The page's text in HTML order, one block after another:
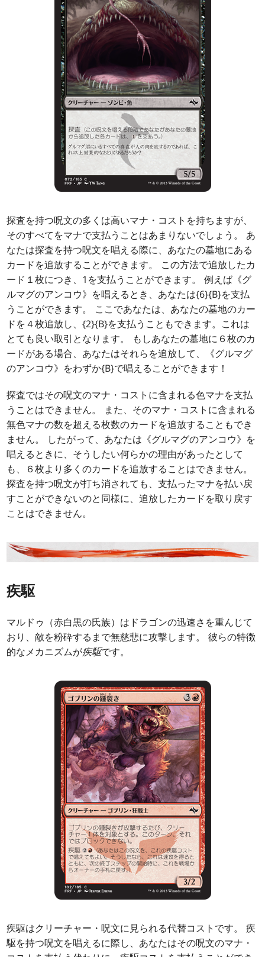
探査を持つ呪文の多くは高いマナ・コストを持ちますが、
そのすべてをマナで支払うことはあまりないでしょう。 あ
なたは探査を持つ呪文を唱える際に、あなたの墓地にある
カードを追放することができます。 この方法で追放したカ
ード１枚につき、1を支払うことができます。 例えば《グ
ルマグのアンコウ》を唱えるとき、あなたは{6}{B}を支払
うことができます。 ここであなたは、あなたの墓地のカー
ドを４枚追放し、{2}{B}を支払うこともできます。これは
とても良い取引となります。 もしあなたの墓地に６枚のカ
ードがある場合、あなたはそれらを追放して、《グルマグ
のアンコウ》をわずか{B}で唱えることができます！
探査ではその呪文のマナ・コストに含まれる色マナを支払
うことはできません。 また、そのマナ・コストに含まれる
無色マナの数を超える枚数のカードを追放することもでき
ません。 したがって、あなたは《グルマグのアンコウ》を
唱えるときに、そうしたい何らかの理由があったとして
も、６枚より多くのカードを追放することはできません。
探査を持つ呪文が打ち消されても、支払ったマナを払い戻
すことができないのと同様に、追放したカードを取り戻す
ことはできません。
疾駆
マルドゥ（赤白黒の氏族）はドラゴンの迅速さを重んじて
おり、敵を粉砕するまで無慈悲に攻撃します。 彼らの特徴
的なメカニズムが疾駆です。
疾駆はクリーチャー・呪文に見られる代替コストです。 疾
駆を持つ呪文を唱えるに際し、あなたはその呪文のマナ・